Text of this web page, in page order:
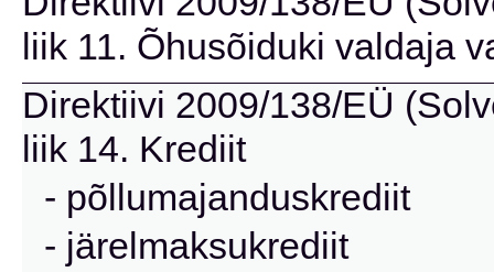
liik 11. Õhusõiduki valdaja
Direktiivi 2009/138/EÜ
liik 14. Krediit
- põllumajanduskrediit
- järelmaksukrediit